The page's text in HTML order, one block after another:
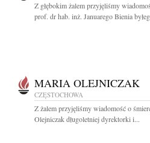
Z głębokim żalem przyjęliśmy
prof. dr hab. inż. Januarego Bienia
MARIA OLEJNICZAK
CZĘSTOCHOWA
Z żalem przyjęliśmy wiadomość o
Olejniczak długoletniej dyrektorki i...